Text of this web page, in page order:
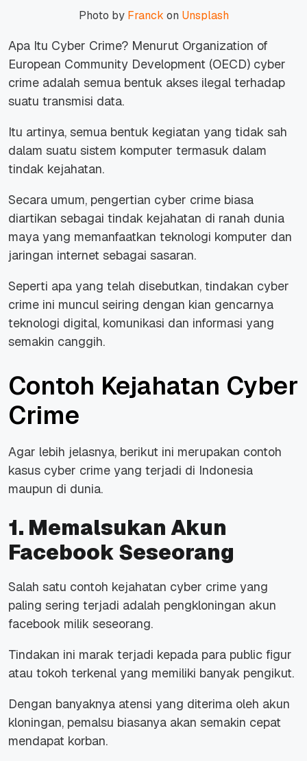
Photo by Franck on Unsplash
Apa Itu Cyber Crime? Menurut Organization of
European Community Development (OECD) cyber
crime adalah semua bentuk akses ilegal terhadap
suatu transmisi data.
Itu artinya, semua bentuk kegiatan yang tidak sah
dalam suatu sistem komputer termasuk dalam
tindak kejahatan.
Secara umum, pengertian cyber crime biasa
diartikan sebagai tindak kejahatan di ranah dunia
maya yang memanfaatkan teknologi komputer dan
jaringan internet sebagai sasaran.
Seperti apa yang telah disebutkan, tindakan cyber
crime ini muncul seiring dengan kian gencarnya
teknologi digital, komunikasi dan informasi yang
semakin canggih.
Contoh Kejahatan Cyber
Crime
Agar lebih jelasnya, berikut ini merupakan contoh
kasus cyber crime yang terjadi di Indonesia
maupun di dunia.
1. Memalsukan Akun
Facebook Seseorang
Salah satu contoh kejahatan cyber crime yang
paling sering terjadi adalah pengkloningan akun
facebook milik seseorang.
Tindakan ini marak terjadi kepada para public figur
atau tokoh terkenal yang memiliki banyak pengikut.
Dengan banyaknya atensi yang diterima oleh akun
kloningan, pemalsu biasanya akan semakin cepat
mendapat korban.